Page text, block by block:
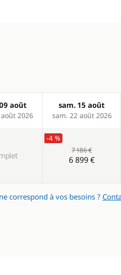
août
2026
sam. 15 août
sam. 22 août 2026
-4 %
7 186 €
6 899 €
correspond à vos besoins ?